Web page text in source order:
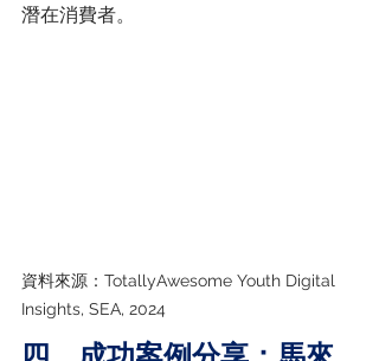
潛在消費者。
資料來源：TotallyAwesome Youth Digital
Insights, SEA, 2024